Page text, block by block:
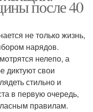
после 40
не только жизнь,
нарядов.
нелепо, а
диктуют свои
стильно и
в первую очередь,
правилам.